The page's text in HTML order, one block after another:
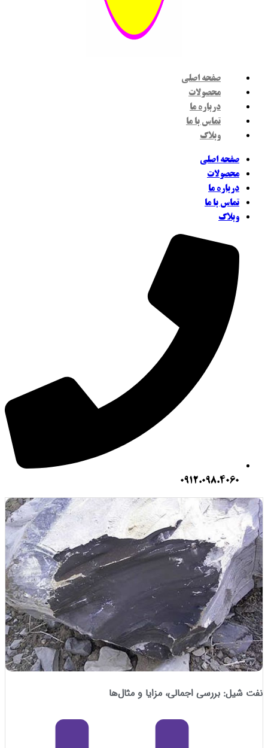
صفحه اصلی
محصولات
درباره ما
تماس با ما
وبلاگ
صفحه اصلی
محصولات
درباره ما
تماس با ما
وبلاگ
0912.098.4060
بررسی اجمالی، مزایا و مثال‌ها